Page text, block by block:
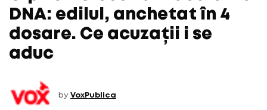
DNA: edilul, anchetat în 4
dosare. Ce acuzații i se
aduc
by VoxPublica